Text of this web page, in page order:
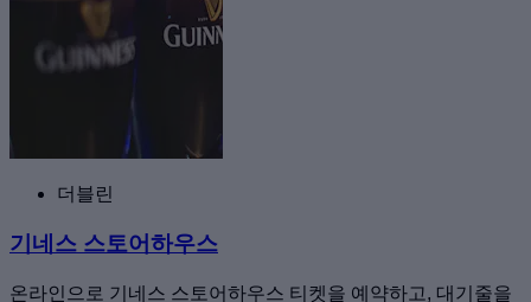
더블린
기네스 스토어하우스
온라인으로 기네스 스토어하우스 티켓을 예약하고, 대기줄을